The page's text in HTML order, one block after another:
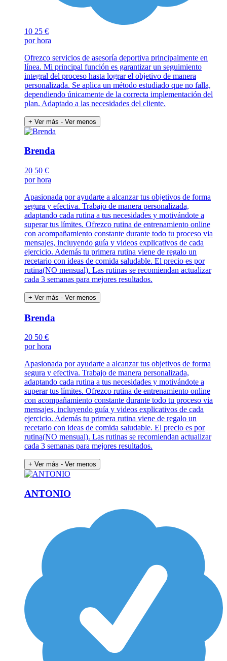
10 25 €
por hora
Ofrezco servicios de asesoría deportiva principalmente en
línea. Mi principal función es garantizar un seguimiento
integral del proceso hasta lograr el objetivo de manera
personalizada. Se aplica un método estudiado que no falla,
dependiendo únicamente de la correcta implementación del
plan. Adaptado a las necesidades del cliente.
+ Ver más - Ver menos
Brenda
20 50 €
por hora
Apasionada por ayudarte a alcanzar tus objetivos de forma
segura y efectiva. Trabajo de manera personalizada,
adaptando cada rutina a tus necesidades y motivándote a
superar tus límites. Ofrezco rutina de entrenamiento online
con acompañamiento constante durante todo tu proceso via
mensajes, incluyendo guía y videos explicativos de cada
ejercicio. Además tu primera rutina viene de regalo un
recetario con ideas de comida saludable. El precio es por
rutina(NO mensual). Las rutinas se recomiendan actualizar
cada 3 semanas para mejores resultados.
+ Ver más - Ver menos
Brenda
20 50 €
por hora
Apasionada por ayudarte a alcanzar tus objetivos de forma
segura y efectiva. Trabajo de manera personalizada,
adaptando cada rutina a tus necesidades y motivándote a
superar tus límites. Ofrezco rutina de entrenamiento online
con acompañamiento constante durante todo tu proceso via
mensajes, incluyendo guía y videos explicativos de cada
ejercicio. Además tu primera rutina viene de regalo un
recetario con ideas de comida saludable. El precio es por
rutina(NO mensual). Las rutinas se recomiendan actualizar
cada 3 semanas para mejores resultados.
+ Ver más - Ver menos
ANTONIO